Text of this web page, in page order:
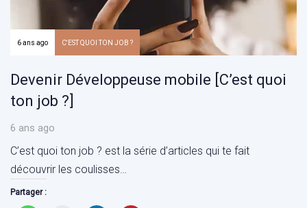
6 ans ago C'EST QUOI TON JOB ?
Devenir Développeuse mobile [C’est quoi
ton job ?]
6 ans ago
C’est quoi ton job ? est la série d’articles qui te fait
découvrir les coulisses…
Partager :